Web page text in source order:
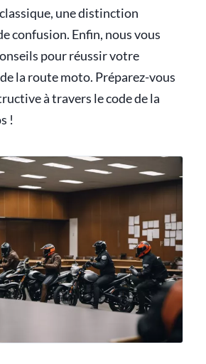
une distinction
confusion. Enfin, nous vous
pour réussir votre
la route moto. Préparez-vous
à travers le code de la
!